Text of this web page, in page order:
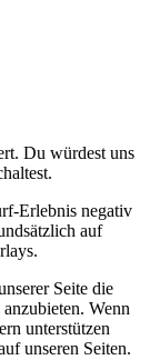
Du würdest uns
Erlebnis negativ
auf
Seite die
Wenn
unterstützen
unseren Seiten.